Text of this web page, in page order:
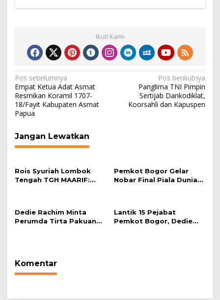
Ikuti Kami
Navigasi
pos
Pos sebelumnya
Empat Ketua Adat Asmat
Resmikan Koramil 1707-
18/Fayit Kabupaten Asmat
Papua
Pos berikutnya
Panglima TNI Pimpin
Sertijab Dankodiklat,
Koorsahli dan Kapuspen
Jangan Lewatkan
Rois Syuriah Lombok
Tengah TGH MAARIF:
Pemkot Bogor Gelar
Nobar Final Piala Dunia
Dedie Rachim Minta
Perumda Tirta Pakuan
Lantik 15 Pejabat
Pemkot Bogor, Dedie
Komentar